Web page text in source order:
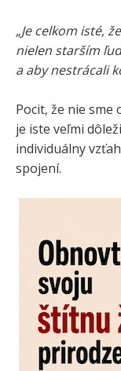
„Je celkom isté,
nielen starším
a aby nestrácali
Pocit, že nie sme
je iste veľmi
individuálny
spojení.